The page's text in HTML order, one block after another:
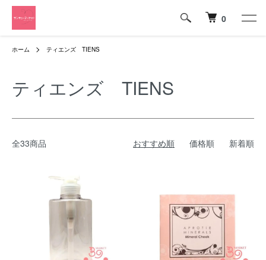
0
ホーム ティエンズ TIENS
ティエンズ TIENS
全33商品 おすすめ順 価格順 新着順